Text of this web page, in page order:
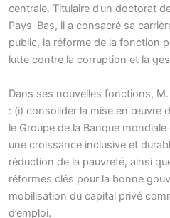
centrale. Titulaire d’un doctorat
Pays-Bas, il a consacré sa
public, la réforme de la fonction
lutte contre la corruption et la
Dans ses nouvelles fonctions,
: (i) consolider la mise en œuvre
le Groupe de la Banque
une croissance inclusive et
réduction de la pauvreté, ainsi
réformes clés pour la bonne
mobilisation du capital privé
d’emploi.